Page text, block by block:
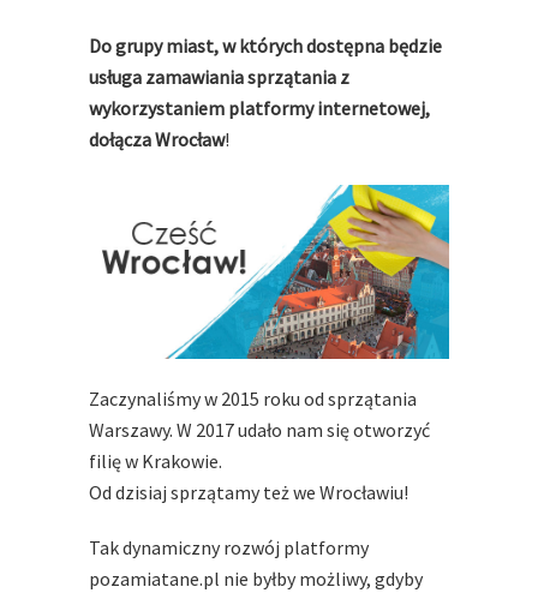
Do grupy miast, w których dostępna będzie
usługa zamawiania sprzątania z
wykorzystaniem platformy internetowej,
dołącza Wrocław!
Zaczynaliśmy w 2015 roku od sprzątania
Warszawy. W 2017 udało nam się otworzyć
filię w Krakowie.
Od dzisiaj sprzątamy też we Wrocławiu!
Tak dynamiczny rozwój platformy
pozamiatane.pl nie byłby możliwy, gdyby